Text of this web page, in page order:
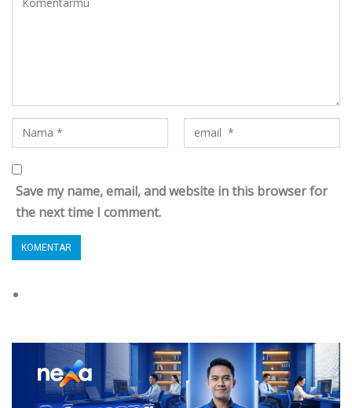
Save my name, email, and website in this browser for
the next time I comment.